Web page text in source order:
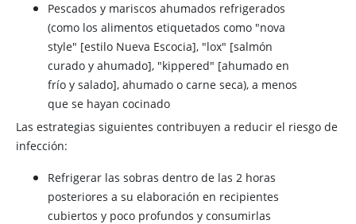
Pescados y mariscos ahumados refrigerados
(como los alimentos etiquetados como "nova
style" [estilo Nueva Escocia], "lox" [salmón
curado y ahumado], "kippered" [ahumado en
frío y salado], ahumado o carne seca), a menos
que se hayan cocinado
Las estrategias siguientes contribuyen a reducir el riesgo de
infección:
Refrigerar las sobras dentro de las 2 horas
posteriores a su elaboración en recipientes
cubiertos y poco profundos y consumirlas